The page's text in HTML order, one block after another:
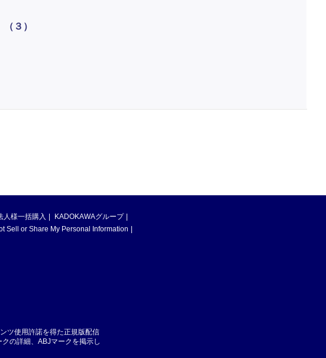
３）
人様一括購入
KADOKAWAグループ
Sell or Share My Personal Information
ツ使用許諾を得た正規版配信
の詳細、ABJマークを掲示し